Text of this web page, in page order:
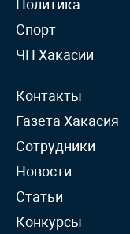
Политика
Спорт
ЧП Хакасии
Контакты
Газета Хакасия
Сотрудники
Новости
Статьи
Конкурсы